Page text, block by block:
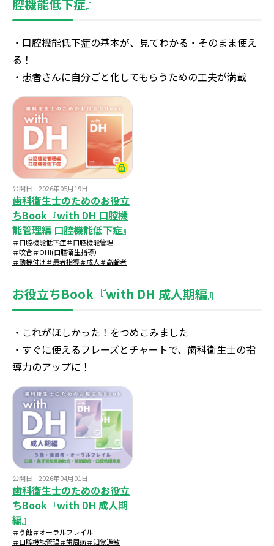
腔機能低下症』
・口腔機能低下症の基本が、見てわかる・そのまま使え
る！
・患者さんに自分ごと化してもらうための工夫が満載
公開日 2026年05月19日
歯科衛生士のためのお役立
ちBook『with DH 口腔機
能管理編 口腔機能低下症』
＃口腔機能低下症＃口腔機能管理
＃咬合＃OHI(口腔衛生指導）
＃動機付け＃患者指導＃成人 ＃高齢者
お役立ちBook『with DH 成人期編』
・これがほしかった！をつめこみました
・すぐに使えるフレーズとチャートで、歯科衛生士の指
導力のアップに！
公開日 2026年04月01日
歯科衛生士のためのお役立
ちBook『with DH 成人期
編』
＃う蝕＃オーラルフレイル
＃口腔機能管理＃歯周病＃知覚過敏